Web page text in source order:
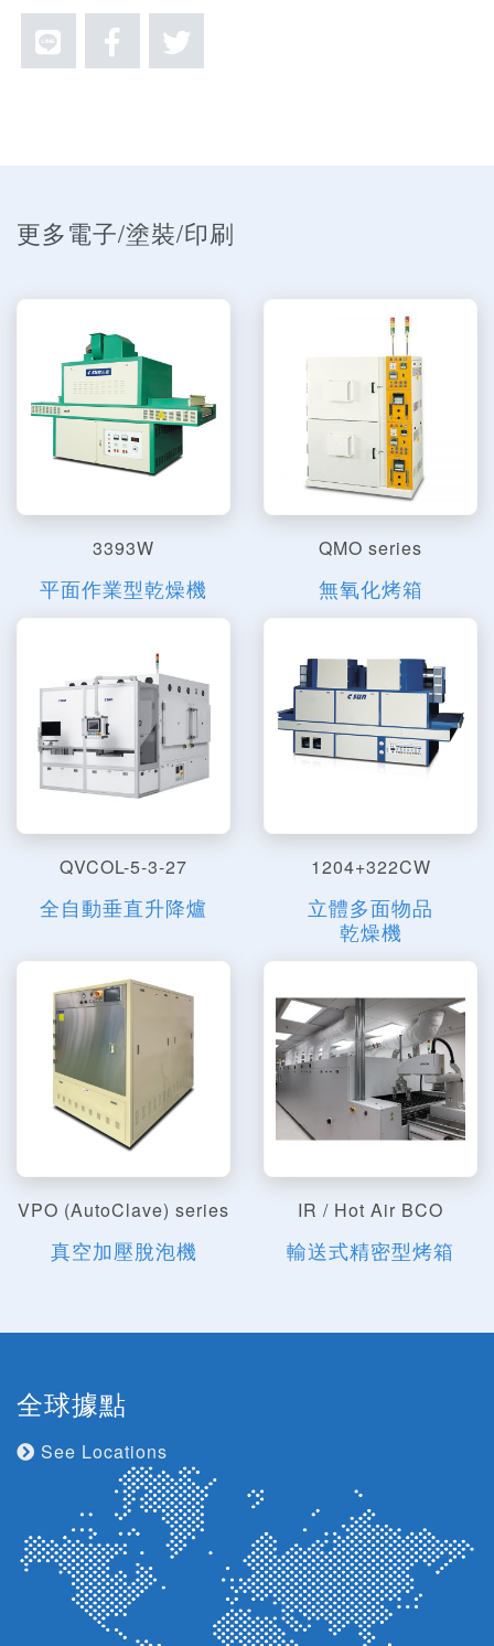
更多電子/塗裝/印刷
3393W
平面作業型乾燥機
QMO series
無氧化烤箱
QVCOL-5-3-27
全自動垂直升降爐
1204+322CW
立體多面物品
乾燥機
VPO (AutoClave) series
真空加壓脫泡機
IR / Hot Air BCO
輸送式精密型烤箱
全球據點
See Locations